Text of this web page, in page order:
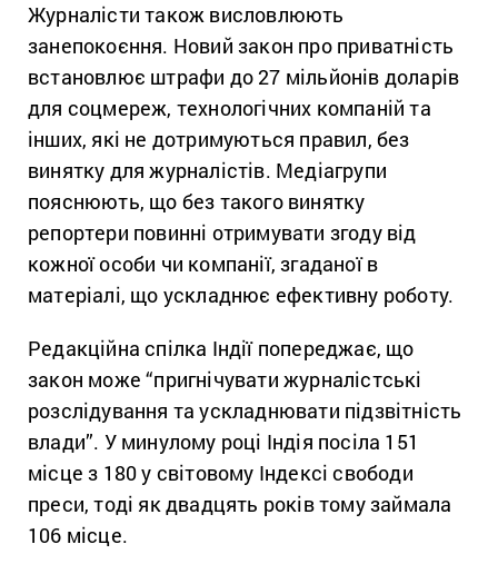
Журналісти також висловлюють
занепокоєння. Новий закон про приватність
встановлює штрафи до 27 мільйонів доларів
для соцмереж, технологічних компаній та
інших, які не дотримуються правил, без
винятку для журналістів. Медіагрупи
пояснюють, що без такого винятку
репортери повинні отримувати згоду від
кожної особи чи компанії, згаданої в
матеріалі, що ускладнює ефективну роботу.
Редакційна спілка Індії попереджає, що
закон може “пригнічувати журналістські
розслідування та ускладнювати підзвітність
влади”. У минулому році Індія посіла 151
місце з 180 у світовому Індексі свободи
преси, тоді як двадцять років тому займала
106 місце.